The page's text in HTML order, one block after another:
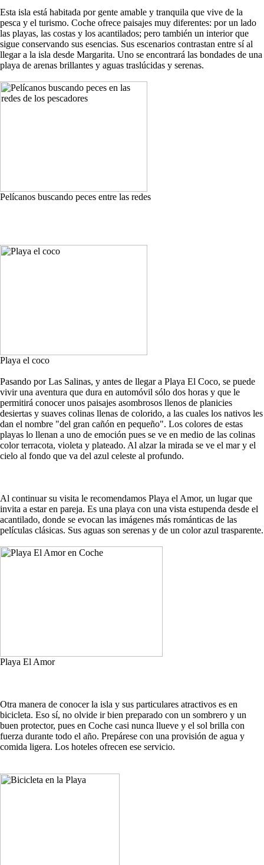
Esta isla está habitada por gente amable y tranquila que vive de la
pesca y el turismo. Coche ofrece paisajes muy diferentes: por un lado
las playas, las costas y los acantilados; pero también un interior que
sigue conservando sus esencias. Sus escenarios contrastan entre sí al
llegar a la isla desde Margarita. Uno se encontrará las bondades de una
playa de arenas brillantes y aguas traslúcidas y serenas.
Pelícanos buscando peces entre las redes
Playa el coco
Pasando por Las Salinas, y antes de llegar a Playa El Coco, se puede
vivir una aventura que dura en automóvil sólo dos horas y que le
permitirá conocer unos paisajes asombrosos llenos de planicies
desiertas y suaves colinas llenas de colorido, a las cuales los nativos les
dan el nombre "del gran cañón en pequeño". Los colores de estas
playas lo llenan a uno de emoción pues se ve en medio de las colinas
color terracota, violeta y plateado. Al alzar la mirada se ve el mar y el
cielo al fondo que va del azul celeste al profundo.
Al continuar su visita le recomendamos Playa el Amor, un lugar que
invita a estar en pareja. Es una playa con una vista estupenda desde el
acantilado, donde se evocan las imágenes más románticas de las
películas clásicas. Sus aguas son serenas y de un color azul trasparente.
Playa El Amor
Otra manera de conocer la isla y sus particulares atractivos es en
bicicleta. Eso sí, no olvide ir bien preparado con un sombrero y un
buen protector, pues en Coche casi nunca llueve y el sol brilla con
fuerza durante todo el año. Prepárese con una provisión de agua y
comida ligera. Los hoteles ofrecen ese servicio.